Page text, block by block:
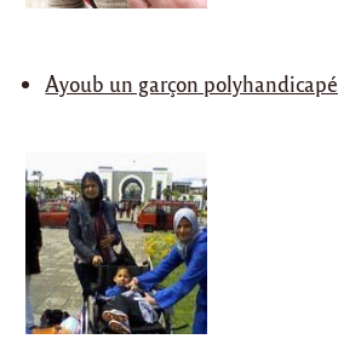
Ayoub un garçon polyhandicapé